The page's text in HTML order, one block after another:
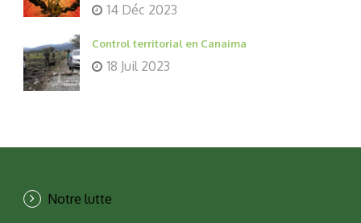
14 Déc 2023
Control territorial en Canaima
18 Juil 2023
Notre lutte